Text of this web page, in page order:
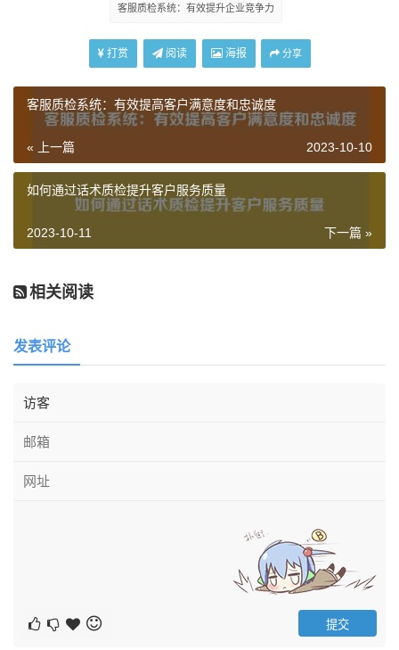
可以发现服务中的问题，并及时采取改进措施。此外，通过
提供有力支持。
提高客户满意度：通过实时监控和事后分析，客服质检系统
可以帮助企业发现并改进服务中的问题，提高客户满意度和
忠诚度。
提升服务效率：客服质检系统可以提供对客服人员表现的综
降低客户投诉率：通过对服务质量的持续监测和改进，客服
促进团队协作：通过质检系统的反馈机制，企业可以及时了
能力，提升整体竞争力。
总之，客服质检系统是提升企业竞争力的重要工具。正确使
进，从而在激烈的市场竞争中脱颖而出。
文章内容主要来源于互联网及会员投稿，如有侵犯您
客服质检系统：有效提升企业竞争力
打赏 阅读 海报 分享
客服质检系统：有效提高客户满意度和忠诚度
« 上一篇 2023-10-10
如何通过话术质检提升客户服务质量
下一篇 »
2023-10-11
相关阅读
发表评论